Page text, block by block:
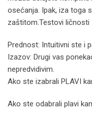
osećanja. Ipak, iza toga
zaštitom.Testovi ličnosti
Prednost: Intuitivni ste i
Izazov: Drugi vas
nepredvidivim.
Ako ste izabrali PLAVI
Ako ste odabrali plavi